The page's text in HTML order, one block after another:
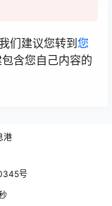
们建议您转到 您
含您自己内容的
港
号